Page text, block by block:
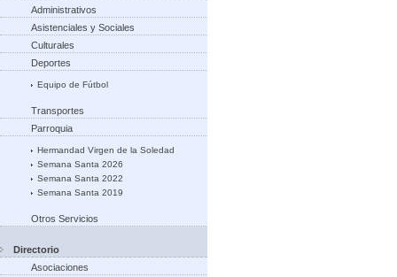
Administrativos
Asistenciales y Sociales
Culturales
Deportes
Equipo de Fútbol
Transportes
Parroquia
Hermandad Virgen de la Soledad
Semana Santa 2026
Semana Santa 2022
Semana Santa 2019
Otros Servicios
Directorio
Asociaciones